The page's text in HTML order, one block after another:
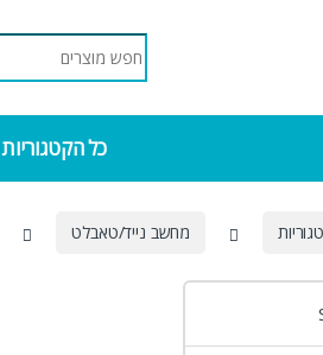
Search for:
כל הקטגוריות
מחשב נייד/טאבלט